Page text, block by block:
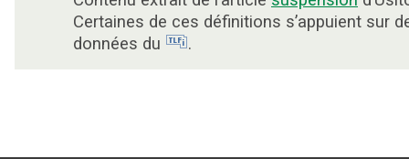
Certaines de ces définitions s’appuient sur
données du
.